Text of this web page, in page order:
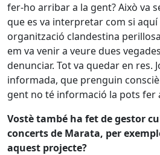
fer-ho arribar a la gent? Això va
que es va interpretar com si
organització clandestina
em va venir a veure dues
denunciar. Tot va quedar en res.
informada, que prenguin
gent no té informació la pots fer
Vostè també ha fet de gestor
concerts de Marata, per
aquest projecte?